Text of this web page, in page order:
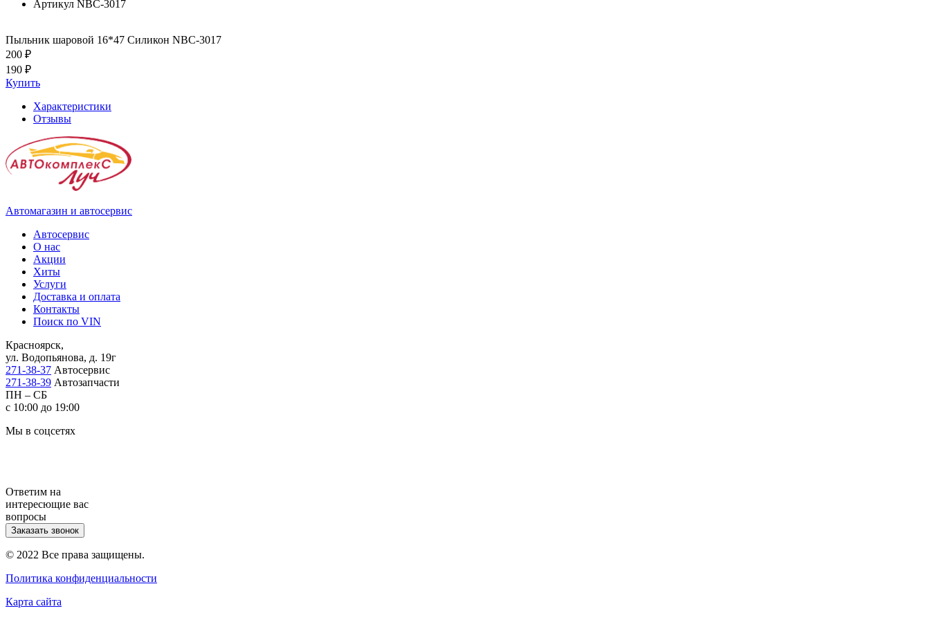
Артикул NBC-3017
Пыльник шаровой 16*47 Силикон NBC-3017
200 ₽
190 ₽
Купить
Характеристики
Отзывы
Автомагазин и автосервис
Автосервис
О нас
Акции
Хиты
Услуги
Доставка и оплата
Контакты
Поиск по VIN
Красноярск,
ул. Водопьянова, д. 19г
271-38-37 Автосервис
271-38-39 Автозапчасти
ПН – СБ
с 10:00 до 19:00
Мы в соцсетях
Ответим на
интересющие вас
вопросы
Заказать звонок
© 2022 Все права защищены.
Политика конфиденциальности
Карта сайта